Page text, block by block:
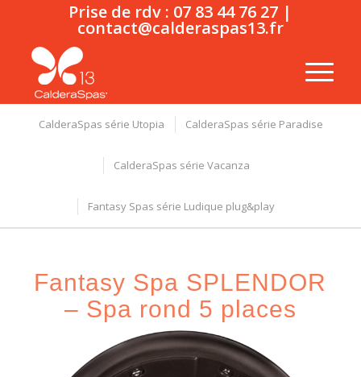
Prise de rdv : 07 83 44 76 27 |
contact@calderaspas13.fr
CalderaSpas série Utopia CalderaSpas série Paradise
CalderaSpas série Vacanza
Fantasy Spas série Ludique plug&play
Fantasy Spa SPLENDOR
– Spa rond 5 places